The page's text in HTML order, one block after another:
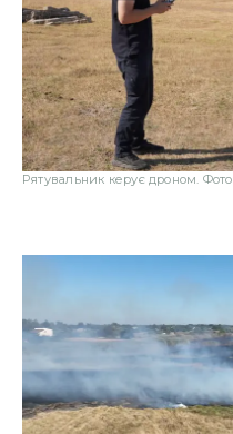
Рятувальник керує дроном.